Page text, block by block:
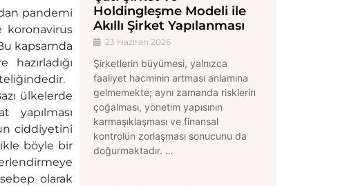
pandemi
koronavirüs
kapsamda
ülkelerde
yapılması
ciddiyetini
böyle bir
olarak
Holdingleşme Modeli ile
Akıllı Şirket Yapılanması
23 Haziran 2026
Şirketlerin büyümesi, yalnızca
faaliyet hacminin artması anlamına
gelmemekte; aynı zamanda risklerin
çoğalması, yönetim yapısının
karmaşıklaşması ve finansal
kontrolün zorlaşması sonucunu da
doğurmaktadır. …